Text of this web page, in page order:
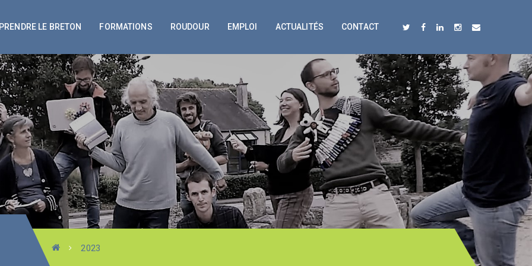
LE BRETON FORMATIONS ROUDOUR EMPLOI ACTUALITÉS CONTACT
2023